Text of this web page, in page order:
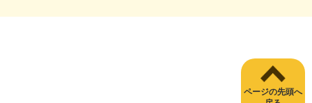
ページの先頭へ